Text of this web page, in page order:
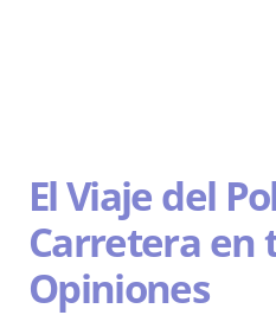
El Viaje del
Carretera en
Opiniones